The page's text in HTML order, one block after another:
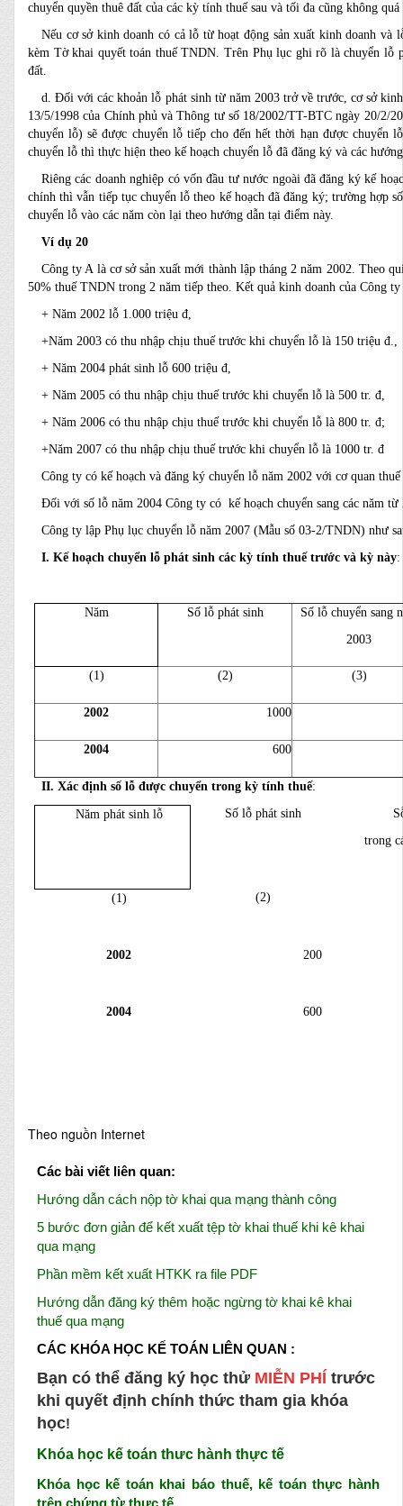
chuyển quyền thuê đất của các kỳ tính thuế sau và tối đa cũng không
Nếu cơ sở kinh doanh có cả lỗ từ hoạt động sản xuất kinh doanh
kèm Tờ khai quyết toán thuế TNDN. Trên Phụ lục ghi rõ là chuyển lỗ
đất.
d. Đối với các khoản lỗ phát sinh từ năm 2003 trở về trước, cơ sở
13/5/1998 của Chính phủ và Thông tư số 18/2002/TT-BTC ngày 20/2/
chuyển lỗ) sẽ được chuyển lỗ tiếp cho đến hết thời hạn được chuyển
chuyển lỗ thì thực hiện theo kế hoạch chuyển lỗ đã đăng ký và các
Riêng các doanh nghiệp có vốn đầu tư nước ngoài đã đăng ký kế
chính thì vẫn tiếp tục chuyển lỗ theo kế hoạch đã đăng ký; trường hợp
chuyển lỗ vào các năm còn lại theo hướng dẫn tại điểm này.
Ví dụ 20
Công ty A là cơ sở sản xuất mới thành lập tháng 2 năm 2002. Theo
50% thuế TNDN trong 2 năm tiếp theo. Kết quả kinh doanh của Công ty
+ Năm 2002 lỗ 1.000 triệu đ,
+Năm 2003 có thu nhập chịu thuế trước khi chuyển lỗ là 150 triệu đ.,
+ Năm 2004 phát sinh lỗ 600 triệu đ,
+ Năm 2005 có thu nhập chịu thuế trước khi chuyển lỗ là 500 tr. đ,
+ Năm 2006 có thu nhập chịu thuế trước khi chuyển lỗ là 800 tr. đ;
+Năm 2007 có thu nhập chịu thuế trước khi chuyển lỗ là 1000 tr. đ
Công ty có kế hoạch và đăng ký chuyển lỗ năm 2002 với cơ quan
Đối với số lỗ năm 2004 Công ty có kế hoạch chuyển sang các năm
Công ty lập Phụ lục chuyển lỗ năm 2007 (Mẫu số 03-2/TNDN) như
I. Kế hoạch chuyển lỗ phát sinh các kỳ tính thuế trước và kỳ này:
Năm Số lỗ phát sinh
Số lỗ chuyển sang
2003
(1) (2) (3)
2002 1000
2004 600
II. Xác định số lỗ được chuyển trong kỳ tính thuế:
Năm phát sinh lỗ Số lỗ phát sinh
trong
(1) (2)
2002 200
2004 600
Theo nguồn Internet
Các bài viết liên quan:
Hướng dẫn cách nộp tờ khai qua mạng thành công
5 bước đơn giản để kết xuất tệp tờ khai thuế khi kê khai
qua mạng
Phần mềm kết xuất HTKK ra file PDF
Hướng dẫn đăng ký thêm hoặc ngừng tờ khai kê khai
thuế qua mạng
CÁC KHÓA HỌC KẾ TOÁN LIÊN QUAN :
Bạn có thể đăng ký học thử MIỄN PHÍ trước
khi quyết định chính thức tham gia khóa
học!
Khóa học kế toán thưc hành thực tế
Khóa học kế toán khai báo thuế, kế toán thực hành
trên chứng từ thực tế